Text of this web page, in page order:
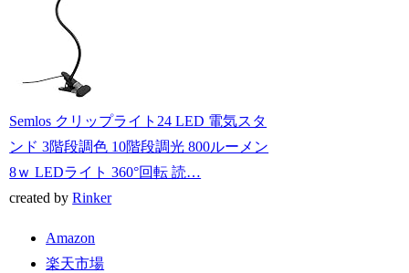
Semlos クリップライト24 LED 電気スタ
ンド 3階段調色 10階段調光 800ルーメン
8ｗ LEDライト 360°回転 読…
created byRinker
Amazon
楽天市場